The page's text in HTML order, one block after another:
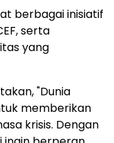
berbagai inisiatif
serta
yang
"Dunia
memberikan
krisis. Dengan